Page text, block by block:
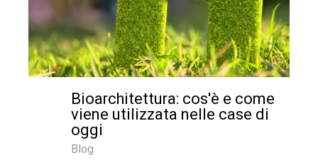
Bioarchitettura: cos'è e come
viene utilizzata nelle case di
oggi
Blog